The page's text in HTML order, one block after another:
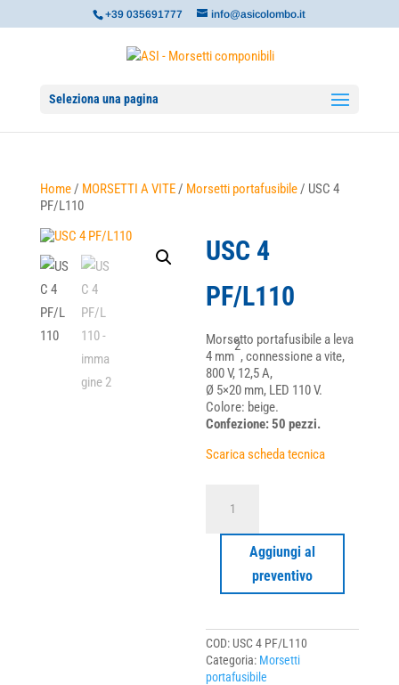
+39 035691777 info@asicolombo.it
Seleziona una pagina
Home/ MORSETTI A VITE/ Morsetti portafusibile/ USC 4
PF/L110
USC 4
PF/L110
Morsetto portafusibile a leva
4 mm
2
, connessione a vite,
800 V, 12,5 A,
Ø 5×20 mm, LED 110 V.
Colore: beige.
Confezione: 50 pezzi.
Scarica scheda tecnica
Aggiungi al
preventivo
COD: USC 4 PF/L110
Categoria: Morsetti
portafusibile